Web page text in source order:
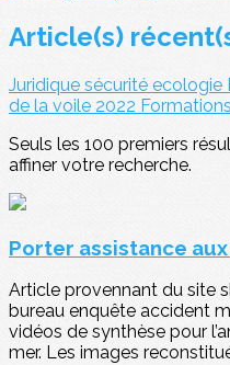
Article(s)
Juridique sécurité ecologie
de la voile 2022 Formations
Seuls les 100 premiers
affiner votre recherche.
Porter assistance
Article provennant du site
bureau enquête accident
vidéos de synthèse pour
mer. Les images